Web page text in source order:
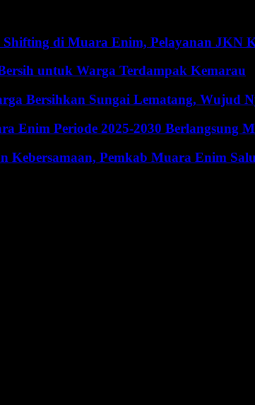
Shifting di Muara Enim, Pelayanan JKN
untuk Warga Terdampak Kemarau
Bersihkan Sungai Lematang, Wujud
Enim Periode 2025-2030 Berlangsung
Kebersamaan, Pemkab Muara Enim